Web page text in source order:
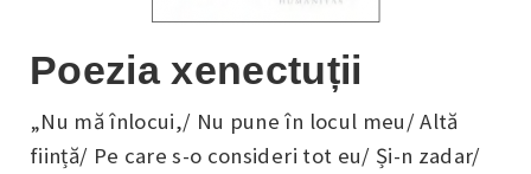
Poezia xenectuții
„Nu mă înlocui,/ Nu pune în locul meu/ Altă
ființă/ Pe care s-o consideri tot eu/ Și-n zadar/